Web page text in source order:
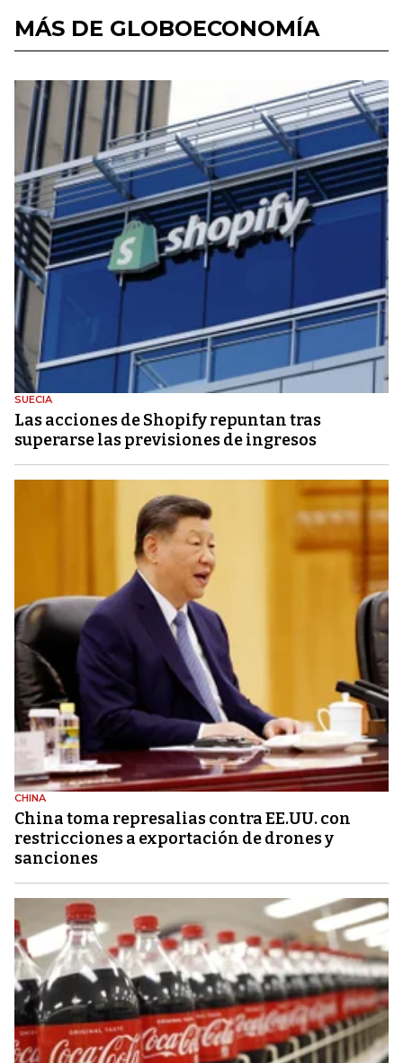
MÁS DE GLOBOECONOMÍA
SUECIA
Las acciones de Shopify repuntan tras
superarse las previsiones de ingresos
CHINA
China toma represalias contra EE.UU. con
restricciones a exportación de drones y
sanciones